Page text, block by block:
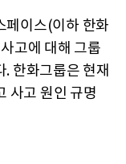
페이스(이하 한화
고에 대해 그룹
한화그룹은 현재
사고 원인 규명